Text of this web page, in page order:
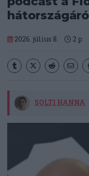
2026. július 8. 2 p
SOLTI HANNA